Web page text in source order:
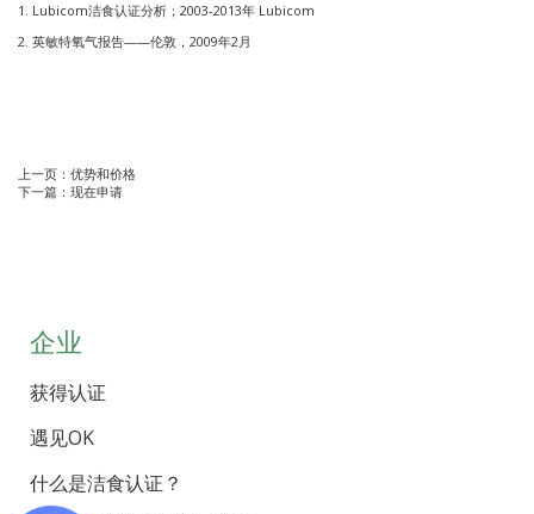
1. Lubicom洁食认证分析；2003-2013年 Lubicom
2. 英敏特氧气报告——伦敦，2009年2月
上一页： 优势和价格
下一篇： 现在申请
企业
获得认证
遇见OK
什么是洁食认证？